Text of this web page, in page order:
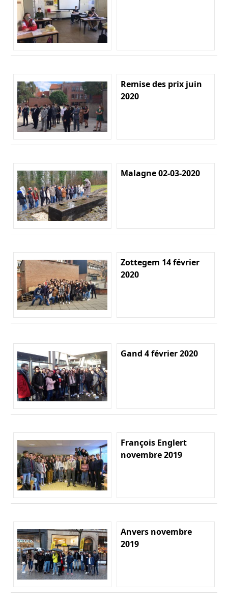
Remise des prix juin
2020
Malagne 02-03-2020
Zottegem 14 février
2020
Gand 4 février 2020
François Englert
novembre 2019
Anvers novembre
2019